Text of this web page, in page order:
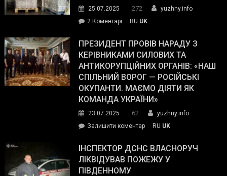
The
Street
Journal.
25.07.2025 272
yuzhny.info
2 Коментарі
Південному
працівникам
ОПЗ
з
матеріального
резерву
гуманітарну
допомогу
RU UK
ПРЕЗИДЕНТ ПРОВІВ НАРАДУ З
КЕРІВНИКАМИ СИЛОВИХ ТА
АНТИКОРУПЦІЙНИХ ОРГАНІВ: «НАШ
СПІЛЬНИЙ ВОРОГ — РОСІЙСЬКІ
ОКУПАНТИ. МАЄМО ДІЯТИ ЯК
КОМАНДА УКРАЇНИ»
23.07.2025 62
yuzhny.info
Залишити коментарon
провів
нараду
RU UK
ІНСПЕКТОР ДСНС ВЛАСНОРУЧ
ЛІКВІДУВАВ ПОЖЕЖУ У
ПІВДЕННОМУ